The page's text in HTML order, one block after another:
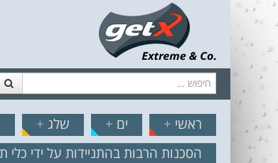
חיפוש
תפריט
דלג לתוכן
ראשי + ים + שלג +
הסכנות הרבות בהתניידות על ידי